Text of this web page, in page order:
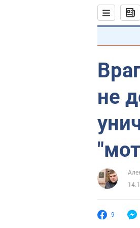
не
9